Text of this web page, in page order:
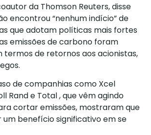
da Thomson Reuters, disse
encontrou “nenhum indício” de
que adotam políticas mais fortes
emissões de carbono foram
termos de retornos aos acionistas,
de companhias como Xcel
Rand e Total , que vêm agindo
cortar emissões, mostraram que
benefício significativo em se